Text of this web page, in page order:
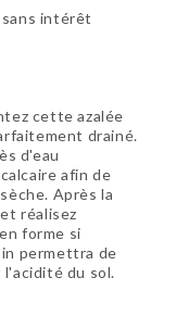
intérêt
cette azalée
drainé.
d'eau
afin de
Après la
réalisez
forme si
permettra de
du sol.